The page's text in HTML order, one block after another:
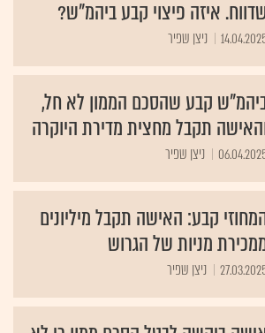
איזה פיצוי קבע ביהמ"ש?
ניצן שפיר
קבע שהסכם הממון לא חל,
תקבל מחצית מדירת היוקרה
ניצן שפיר
קבע: האישה תקבל מיליונים
מניות של הגרוש
ניצן שפיר